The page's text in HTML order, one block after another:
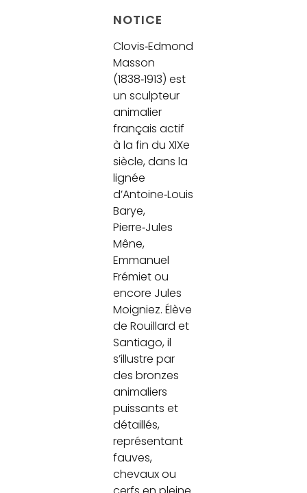
NOTICE
Clovis‑Edmond
Masson
(1838‑1913) est
un sculpteur
animalier
français actif
à la fin du XIXe
siècle, dans la
lignée
d’Antoine‑Louis
Barye,
Pierre‑Jules
Mêne,
Emmanuel
Frémiet ou
encore Jules
Moigniez. Élève
de Rouillard et
Santiago, il
s’illustre par
des bronzes
animaliers
puissants et
détaillés,
représentant
fauves,
chevaux ou